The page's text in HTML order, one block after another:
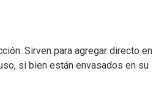
Sirven para agregar directo en
si bien están envasados en su